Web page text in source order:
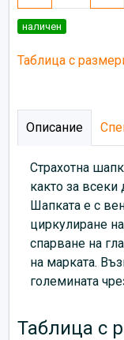
наличен
Таблица с
Описание
Страхотна
както за всеки
Шапката е с
циркулиране
спарване на
на марката.
големината
Таблица с